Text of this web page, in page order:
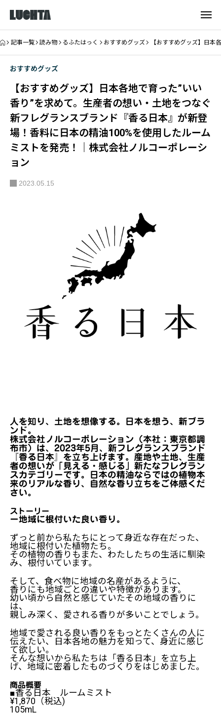
記事一覧 読み物 るふたはっく おすすめグッズ 【おすすめグッズ】日本
おすすめグッズ
【おすすめグッズ】日本各地で育った”いい
香り”を求めて。生産者の想い・土地をつなぐ
新フレグランスブランド『香る日本』が新登
場！香料に日本の精油100%を使用したルーム
ミストを発売！｜株式会社ノルコーポレーシ
ョン
2023.05.15
人を知り、土地を想像する。日本を想う、新ブラ
ンド。
株式会社ノルコーポレーション（本社：東京都調
布市）は、2023年5月、新フレグランスブランド
『香る日本』を立ち上げます。産地や土地、生産
者の想いが「見える・感じる」新たなフレグラン
スカテゴリーです。日本の精油ならではの植物本
来のリアルな香り、自然な香り立ちをご体感くだ
さい。
ストーリー
ー地域に根付いた良い香り。
ずっと前から私たちにとって身近な存在だった、
地域に根付いた植物たち。
その植物の香りもまた、わたしたちの生活に馴染
み、根付いています。
そして、食べ物に地域の名産があるように、
香りにも地域ごとの違いや特徴があります。
幼い頃から自然と感じていたその地域の香りに
は、
親しみ深く、愛される香りが多いことでしょう。
地域で愛される良い香りをもっとたくさんの人に
伝えたい、日本各地の魅力を知って、身近に感じ
て欲しい。
そんな想いから私たちは「香る日本」を立ち上
げ、地域に密着したものづくりをはじめました。
商品概要
■香る日本 ルームミスト
¥1,870（税込)
105mL